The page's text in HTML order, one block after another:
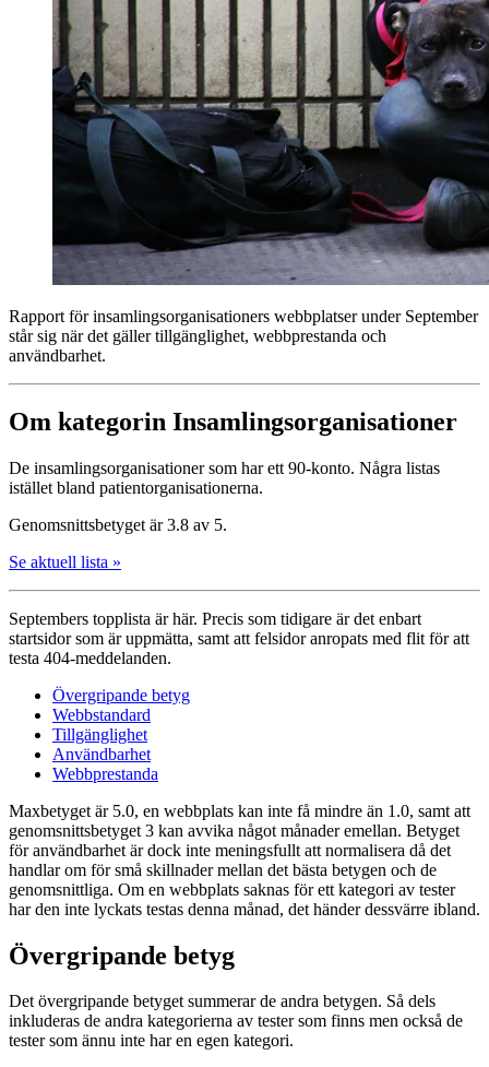
Rapport för insamlings­organisationers webbplatser under September
står sig när det gäller tillgänglighet, webbprestanda och
användbarhet.
Om kategorin Insamlings­organisationer
De insamlings­organisationer som har ett 90-konto. Några listas
istället bland patient­organisationerna.
Genomsnittsbetyget är 3.8 av 5.
Se aktuell lista »
Septembers topplista är här. Precis som tidigare är det enbart
startsidor som är uppmätta, samt att felsidor anropats med flit för att
testa 404-meddelanden.
Övergripande betyg
Webbstandard
Tillgänglighet
Användbarhet
Webbprestanda
Maxbetyget är 5.0, en webbplats kan inte få mindre än 1.0, samt att
genomsnittsbetyget 3 kan avvika något månader emellan. Betyget
för användbarhet är dock inte meningsfullt att normalisera då det
handlar om för små skillnader mellan det bästa betygen och de
genomsnittliga. Om en webbplats saknas för ett kategori av tester
har den inte lyckats testas denna månad, det händer dessvärre ibland.
Övergripande betyg
Det övergripande betyget summerar de andra betygen. Så dels
inkluderas de andra kategorierna av tester som finns men också de
tester som ännu inte har en egen kategori.